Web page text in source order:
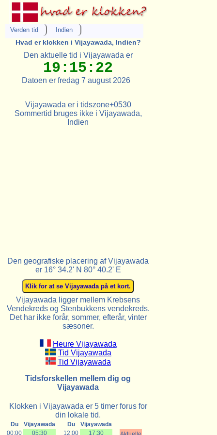
Verden tid Indien
Hvad er klokken i Vijayawada, Indien?
Den aktuelle tid i Vijayawada er
19:15:22
Datoen er fredag 7 august 2026
Vijayawada er i tidszone+0530
Sommertid bruges ikke i Vijayawada,
Indien
Den geografiske placering af Vijayawada
er 16° 34.2' N 80° 40.2' E
Vijayawada ligger mellem Krebsens
Vendekreds og Stenbukkens vendekreds.
Det har ikke forår, sommer, efterår, vinter
sæsoner.
Heure Vijayawada
Tid Vijayawada
Tid Vijayawada
Tidsforskellen mellem dig og
Vijayawada
Klokken i Vijayawada er 5 timer forus for
din lokale tid.
Du Vijayawada Du
Vijayawada
00:00
05:30 12:00 17:30